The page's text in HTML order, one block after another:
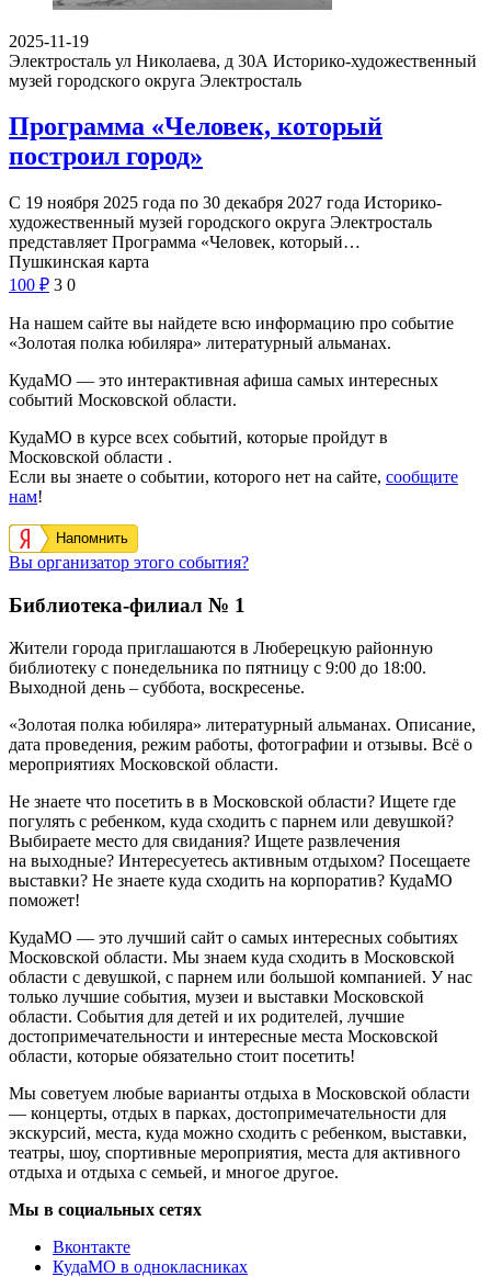
2025-11-19
Электросталь ул Николаева, д 30А Историко-художественный
музей городского округа Электросталь
Программа «Человек, который
построил город»
С 19 ноября 2025 года по 30 декабря 2027 года Историко-
художественный музей городского округа Электросталь
представляет Программа «Человек, который…
Пушкинская карта
100 ₽ 3 0
На нашем сайте вы найдете всю информацию про событие
«Золотая полка юбиляра» литературный альманах.
КудаМО — это интерактивная афиша самых интересных
событий Московской области.
КудаМО в курсе всех событий, которые пройдут в
Московской области .
Если вы знаете о событии, которого нет на сайте, сообщите
нам!
Напомнить
Вы организатор этого события?
Библиотека-филиал № 1
Жители города приглашаются в Люберецкую районную
библиотеку с понедельника по пятницу с 9:00 до 18:00.
Выходной день – суббота, воскресенье.
«Золотая полка юбиляра» литературный альманах. Описание,
дата проведения, режим работы, фотографии и отзывы. Всё о
мероприятиях Московской области.
Не знаете что посетить в в Московской области? Ищете где
погулять с ребенком, куда сходить с парнем или девушкой?
Выбираете место для свидания? Ищете развлечения
на выходные? Интересуетесь активным отдыхом? Посещаете
выставки? Не знаете куда сходить на корпоратив? КудаМО
поможет!
КудаМО — это лучший сайт о самых интересных событиях
Московской области. Мы знаем куда сходить в Московской
области с девушкой, с парнем или большой компанией. У нас
только лучшие события, музеи и выставки Московской
области. События для детей и их родителей, лучшие
достопримечательности и интересные места Московской
области, которые обязательно стоит посетить!
Мы советуем любые варианты отдыха в Московской области
— концерты, отдых в парках, достопримечательности для
экскурсий, места, куда можно сходить с ребенком, выставки,
театры, шоу, спортивные мероприятия, места для активного
отдыха и отдыха с семьей, и многое другое.
Мы в социальных сетях
Вконтакте
КудаМО в однокласниках